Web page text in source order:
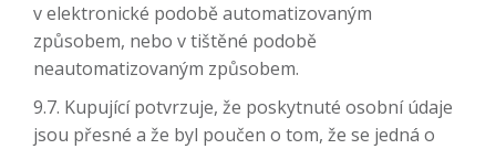
v elektronické podobě automatizovaným
způsobem, nebo v tištěné podobě
neautomatizovaným způsobem.
9.7. Kupující potvrzuje, že poskytnuté osobní údaje
jsou přesné a že byl poučen o tom, že se jedná o